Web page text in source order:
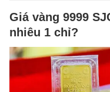
Giá vàng 9999
nhiêu 1 chỉ?